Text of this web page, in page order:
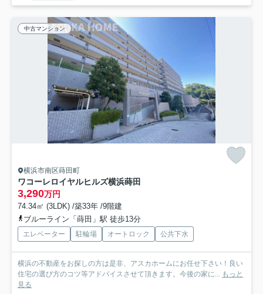
中古マンション
横浜市南区蒔田町
ワコーレロイヤルヒルズ横浜蒔田
3,290万円
74.34㎡ (3LDK) /築33年 /9階建
ブルーライン「蒔田」駅 徒歩13分
エレベーター 駐輪場 オートロック 公共下水
横浜の不動産をお探しの方は是非、アスカホームにお任せ下さい！良い
住宅の選び方のコツ等アドバイスさせて頂きます。今後の家に... もっと
見る